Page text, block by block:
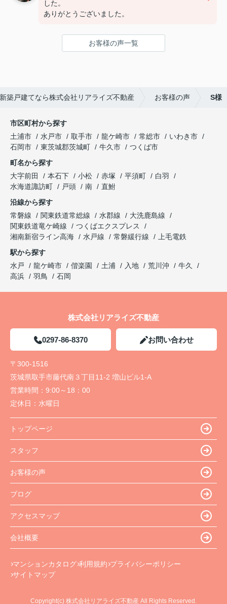
した。
ありがとうございました。
お客様の声一覧
築戸建てなら株式会社リアライズ不動産 お客様の声 S様
市区町村から探す
土浦市
水戸市 取手市 龍ケ崎市 常総市
いわき市
石岡市
東茨城郡茨城町 牛久市
つくば市
町名から探す
大字前田
本石下 小松 赤塚 平須町
白羽
水海道諏訪町
戸頭 南
直鮒
沿線から探す
常磐線
関東鉄道常総線 水郡線
大洗鹿島線
関東鉄道竜ケ崎線
つくばエクスプレス
湘南新宿ライン高海
水戸線 常磐緩行線
上毛電鉄
駅から探す
水戸
龍ケ崎市 偕楽園 土浦 入地 荒川沖
牛久
高浜
羽鳥 石岡
株式会社リアライズ不動産
0297-86-8370 お問い合わせ
〒300-1516
茨城県取手市藤代南３丁目11-2 増山ビル1-A
営業時間： 9:00～18：00
定休日： 水曜日
トップページ
スタッフ
お客様の声
ブログ
アクセスマップ
会社概要
マンションカタログ 利用規約 プライバシーポリシー
サイトマップ
Copyright(c) 株式会社リアライズ不動産 All Rights Reserved.